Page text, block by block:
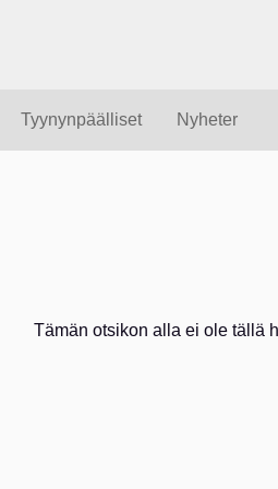
Tyynynpäälliset Nyheter
Tämän otsikon alla ei ole tällä